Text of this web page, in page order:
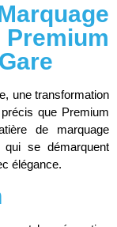
une transformation
que Premium
de marquage
se démarquent
élégance.